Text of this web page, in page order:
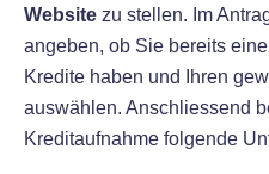
Website zu stellen. Im
angeben, ob Sie bereits
Kredite haben und Ihren
auswählen. Anschliessend
Kreditaufnahme folgende